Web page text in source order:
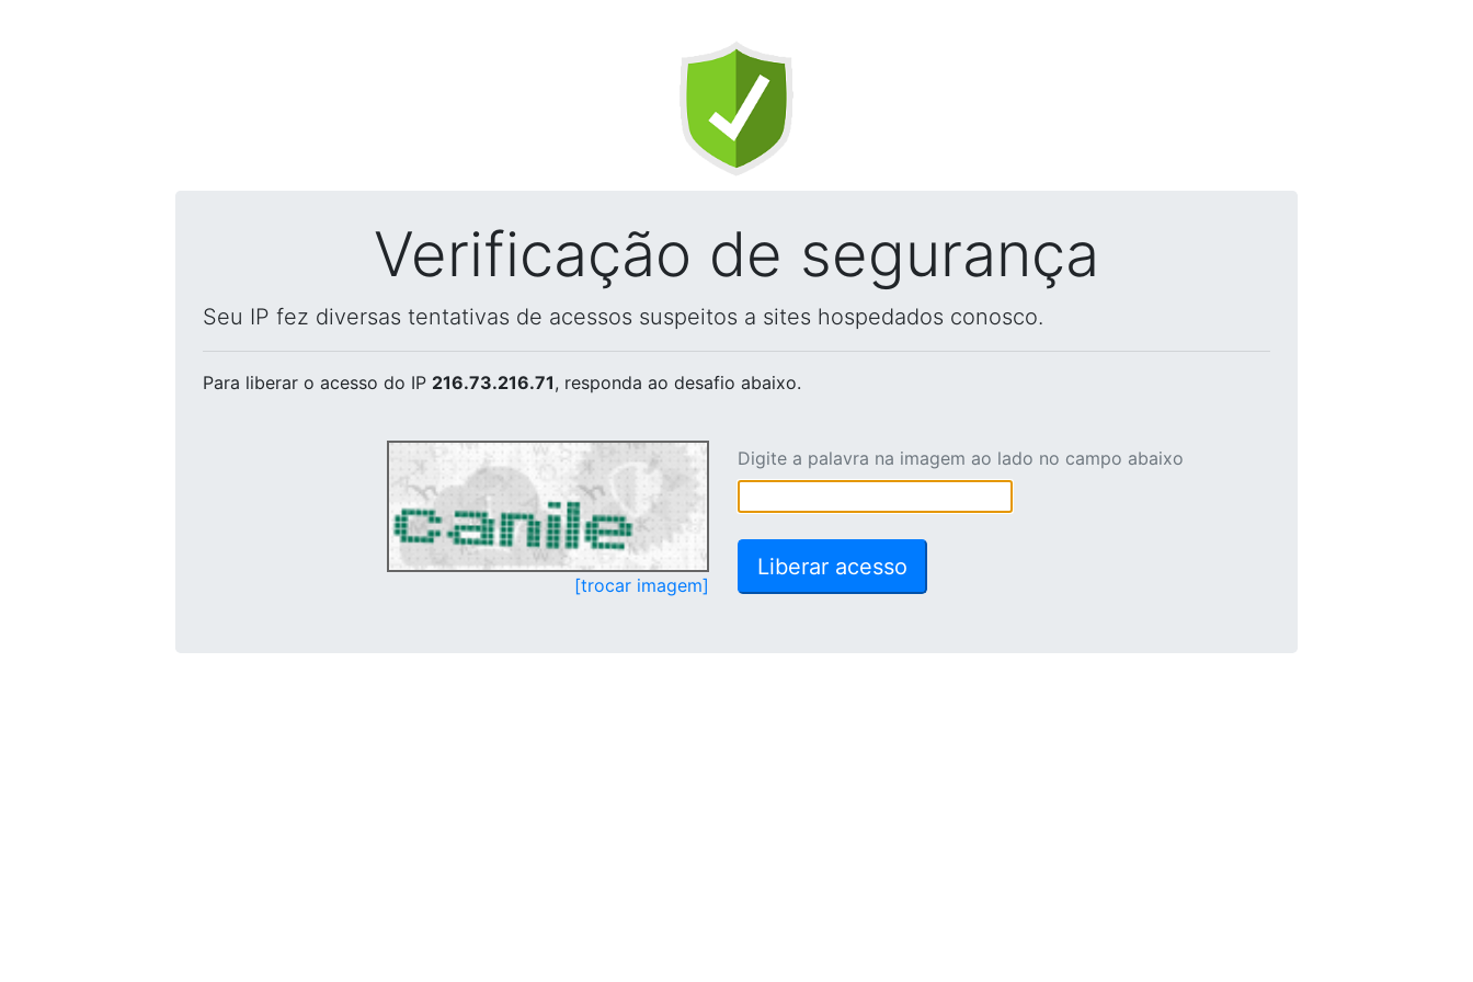
Verificação de segurança
Seu IP fez diversas tentativas de acessos suspeitos a sites hospedados conosco.
Para liberar o acesso do IP 216.73.216.71, responda ao desafio abaixo.
[trocar imagem]
Digite a palavra na imagem ao lado no campo abaixo